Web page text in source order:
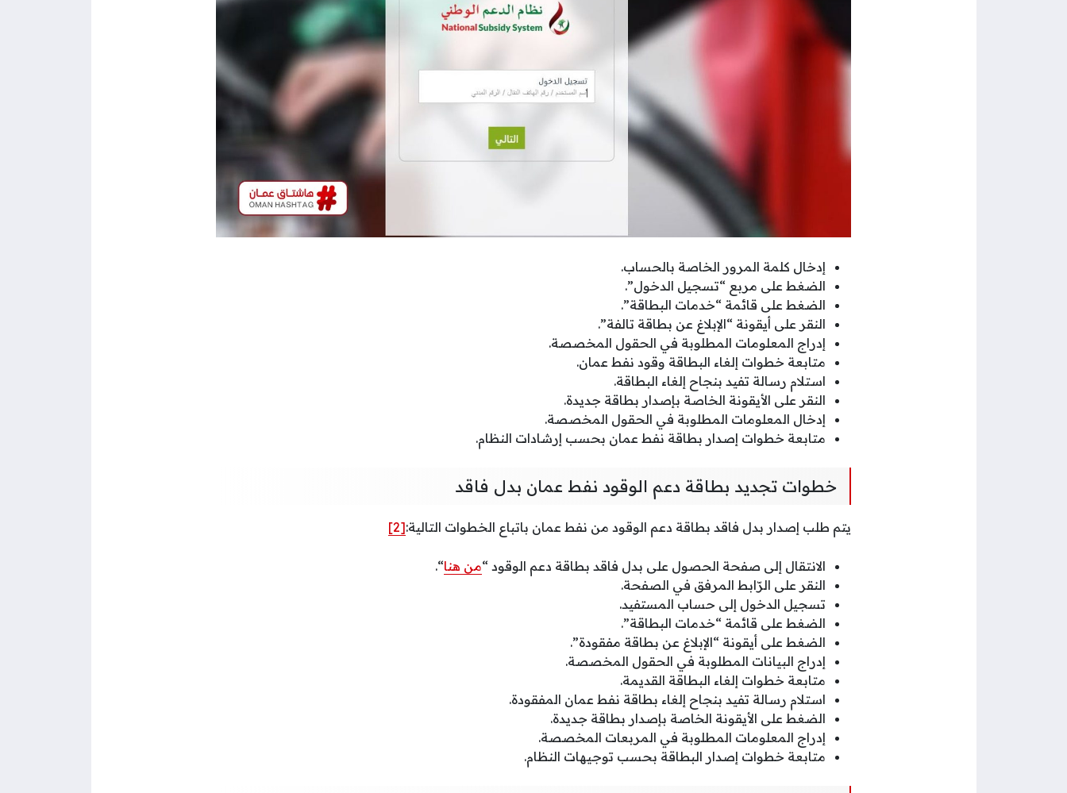
إدخال كلمة المرور الخاصة بالحساب.
الضغط على مربع “تسجيل الدخول”.
الضغط على قائمة “خدمات البطاقة”.
النقر على أيقونة “الإبلاغ عن بطاقة تالفة”.
إدراج المعلومات المطلوبة في الحقول المخصصة.
متابعة خطوات إلغاء البطاقة وقود نفط عمان.
استلام رسالة تفيد بنجاح إلغاء البطاقة.
النقر على الأيقونة الخاصة بإصدار بطاقة جديدة.
إدخال المعلومات المطلوبة في الحقول المخصصة.
متابعة خطوات إصدار بطاقة نفط عمان بحسب إرشادات النظام.
خطوات تجديد بطاقة دعم الوقود نفط عمان بدل فاقد
يتم طلب إصدار بدل فاقد بطاقة دعم الوقود من نفط عمان باتباع الخطوات التالية:[2]
الانتقال إلى صفحة الحصول على بدل فاقد بطاقة دعم الوقود “من هنا“.
النقر على الرّابط المرفق في الصفحة.
تسجيل الدخول إلى حساب المستفيد.
الضغط على قائمة “خدمات البطاقة”.
الضغط على أيقونة “الإبلاغ عن بطاقة مفقودة”.
إدراج البيانات المطلوبة في الحقول المخصصة.
متابعة خطوات إلغاء البطاقة القديمة.
استلام رسالة تفيد بنجاح إلغاء بطاقة نفط عمان المفقودة.
الضغط على الأيقونة الخاصة بإصدار بطاقة جديدة.
إدراج المعلومات المطلوبة في المربعات المخصصة.
متابعة خطوات إصدار البطاقة بحسب توجيهات النظام.